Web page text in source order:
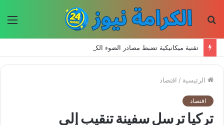
الرئيسية / اقتصاد
اقتصاد
تركيا ترسل سفينة تنقيب إلى